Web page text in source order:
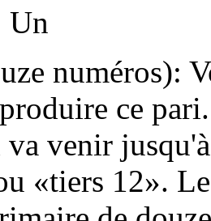
Un
numéros):
ce
venir
«tiers 12».